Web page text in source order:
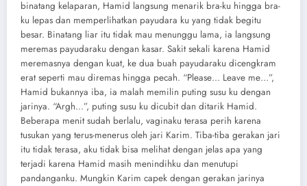
binatang kelaparan, Hamid langsung menarik bra-ku hingga bra-
ku lepas dan memperlihatkan payudara ku yang tidak begitu
besar. Binatang liar itu tidak mau menunggu lama, ia langsung
meremas payudaraku dengan kasar. Sakit sekali karena Hamid
meremasnya dengan kuat, ke dua buah payudaraku dicengkram
erat seperti mau diremas hingga pecah. “Please… Leave me…”,
Hamid bukannya iba, ia malah memilin puting susu ku dengan
jarinya. “Argh…”, puting susu ku dicubit dan ditarik Hamid.
Beberapa menit sudah berlalu, vaginaku terasa perih karena
tusukan yang terus-menerus oleh jari Karim. Tiba-tiba gerakan jari
itu tidak terasa, aku tidak bisa melihat dengan jelas apa yang
terjadi karena Hamid masih menindihku dan menutupi
pandanganku. Mungkin Karim capek dengan gerakan jarinya